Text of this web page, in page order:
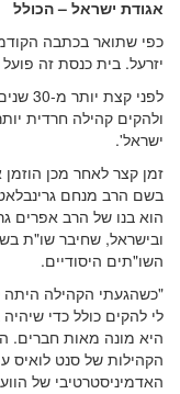
אגודת ישראל – הכולל
כפי שתואר בכתבה
יזרעל. בית כנסת זה
לפני
ולהקים קהילה חרדית
ישראל'.
זמן קצר לאחר מכן
בשם הרב מנחם
הוא בנו של הרב אפרים
ובישראל, שחיבר שו"ת
השו"תים היסודיים.
"כשהגעתי הקהילה היתה
לי להקים כולל כדי
היא מונה מאות חברים.
הקהילות של סנט
האדמיניסטרטיבי של